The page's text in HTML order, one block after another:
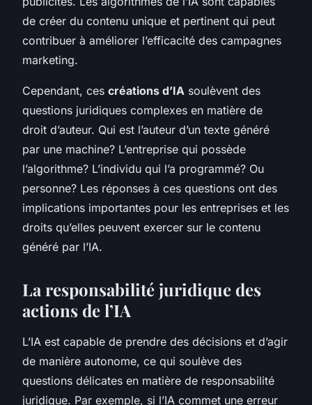
de créer du contenu unique et pertinent qui peut
contribuer à améliorer l’efficacité des campagnes
marketing.
Cependant, ces créations d’IA soulèvent des
questions juridiques complexes en matière de
droit d’auteur. Qui est l’auteur d’un texte généré
par une machine? L’entreprise qui possède
l’algorithme? L’individu qui l’a programmé? Ou
personne? Les réponses à ces questions ont des
implications importantes pour les entreprises et les
droits qu’elles peuvent exercer sur le contenu
généré par l’IA.
La responsabilité juridique des
actions de l’IA
L’IA est capable de prendre des décisions et d’agir
de manière autonome, ce qui soulève des
questions délicates en matière de responsabilité
juridique. Par exemple, si l’IA commet une erreur